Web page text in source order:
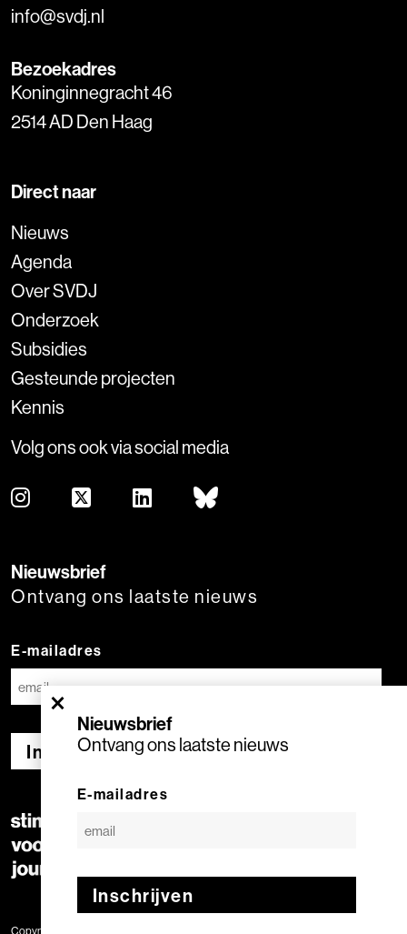
×
Nieuwsbrief
Ontvang ons laatste nieuws
E-mailadres
Inschrijven
info@svdj.nl
Bezoekadres
Koninginnegracht 46
2514 AD Den Haag
Direct naar
Nieuws
Agenda
Over SVDJ
Onderzoek
Subsidies
Gesteunde projecten
Kennis
Volg ons ook via social media
Nieuwsbrief
Ontvang ons laatste nieuws
E-mailadres
Inschrijven
Copyright © 2020 Stimuleringsfonds voor de Journalistiek | Geproduceerd door